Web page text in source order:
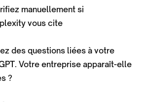
manuellement si
vous cite
des questions liées à votre
Votre entreprise apparaît-elle
?